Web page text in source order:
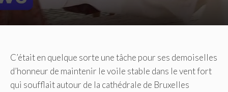
C’était en quelque sorte une tâche pour ses demoiselles
d’honneur de maintenir le voile stable dans le vent fort
qui soufflait autour de la cathédrale de Bruxelles